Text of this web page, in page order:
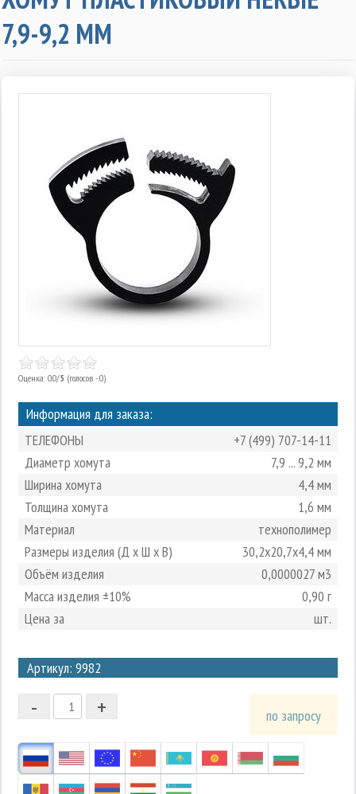
7,9-9,2 ММ
Оценка: 0.0/5 (голосов - 0)
Информация для заказа:
ТЕЛЕФОНЫ
+7 (499) 707-14-11
Диаметр хомута
7,9 ... 9,2 мм
Ширина хомута
4,4 мм
Толщина хомута
1,6 мм
Материал
технополимер
Размеры изделия (Д х Ш х В)
30,2х20,7х4,4 мм
Объём изделия
0,0000027 м3
Масса изделия ±10%
0,90 г
Цена за
шт.
Артикул: 9982
2
1
-1
+
- по запросу